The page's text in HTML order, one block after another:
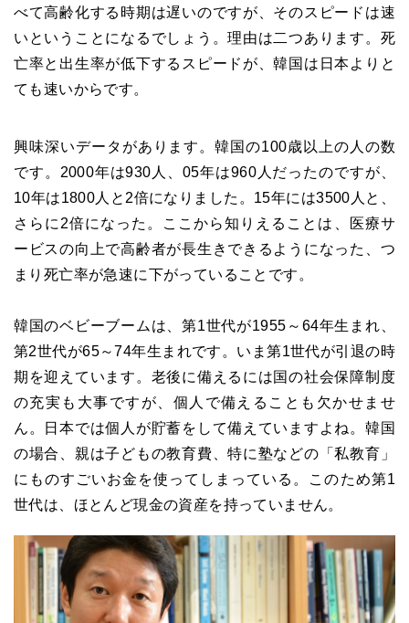
べて高齢化する時期は遅いのですが、そのスピードは速
いということになるでしょう。理由は二つあります。死
亡率と出生率が低下するスピードが、韓国は日本よりと
ても速いからです。
興味深いデータがあります。韓国の100歳以上の人の数
です。2000年は930人、05年は960人だったのですが、
10年は1800人と2倍になりました。15年には3500人と、
さらに2倍になった。ここから知りえることは、医療サ
ービスの向上で高齢者が長生きできるようになった、つ
まり死亡率が急速に下がっていることです。
韓国のベビーブームは、第1世代が1955～64年生まれ、
第2世代が65～74年生まれです。いま第1世代が引退の時
期を迎えています。老後に備えるには国の社会保障制度
の充実も大事ですが、個人で備えることも欠かせませ
ん。日本では個人が貯蓄をして備えていますよね。韓国
の場合、親は子どもの教育費、特に塾などの「私教育」
にものすごいお金を使ってしまっている。このため第1
世代は、ほとんど現金の資産を持っていません。